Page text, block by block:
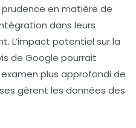
en matière de
dans leurs
L’impact potentiel sur la
de Google pourrait
plus approfondi de
gèrent les données des